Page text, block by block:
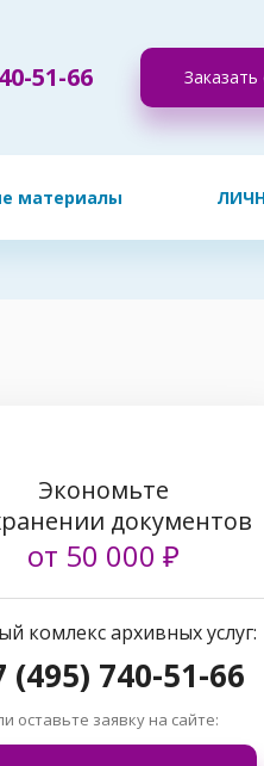
51-66
материалы
Экономьте
документов
от 50 000 ₽
комлекс архивных услуг:
(495) 740-51-66
оставьте заявку на сайте: